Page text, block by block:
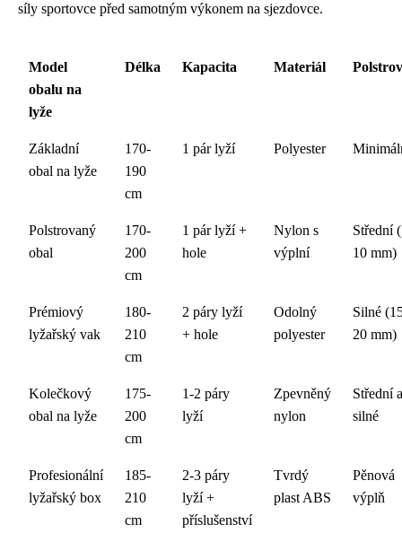
síly sportovce před samotným výkonem na sjezdovce.
Model
obalu na
lyže
Délka Kapacita Materiál
Základní
obal na lyže
170-
190
cm
1 pár lyží Polyester
Polstrovaný
obal
170-
200
cm
1 pár lyží +
hole
Nylon s
výplní
Střední
10 mm)
Prémiový
lyžařský vak
180-
210
cm
2 páry lyží
+ hole
Odolný
polyester
Silné
20 mm)
Kolečkový
obal na lyže
175-
200
cm
1-2 páry
lyží
Zpevněný
nylon
Střední
silné
Profesionální
lyžařský box
185-
210
cm
2-3 páry
lyží +
příslušenství
Tvrdý
plast ABS
Pěnová
výplň